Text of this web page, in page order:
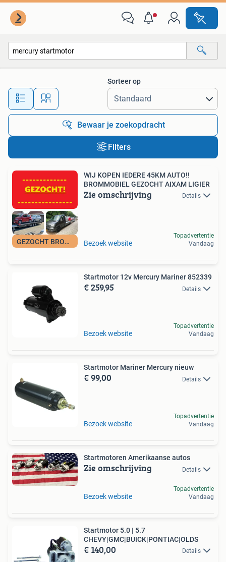
Alle afstanden…
Sorteer op
Bewaar je zoekopdracht
Filters
GEZOCHT BROMMOBIEL
WIJ KOPEN IEDERE 45KM AUTO!!
BROMMOBIEL GEZOCHT AIXAM LIGIER
Zie omschrijving Details
Bezoek website
Topadvertentie
Vandaag
Startmotor 12v Mercury Mariner 852339
€ 259,95 Details
Bezoek website
Topadvertentie
Vandaag
Startmotor Mariner Mercury nieuw
€ 99,00 Details
Bezoek website
Topadvertentie
Vandaag
Startmotoren Amerikaanse autos
Zie omschrijving Details
Bezoek website
Topadvertentie
Vandaag
Startmotor 5.0 | 5.7
CHEVY|GMC|BUICK|PONTIAC|OLDS
€ 140,00 Details